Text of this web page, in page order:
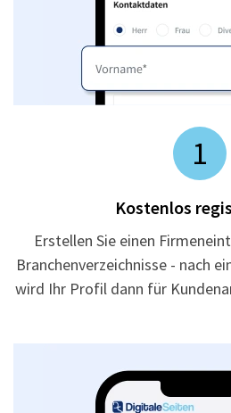
1
Kostenlos
Erstellen Sie einen
Branchenverzeichnisse - nach
wird Ihr Profil dann für